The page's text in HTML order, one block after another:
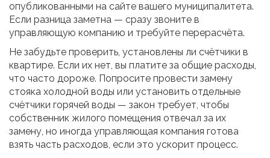
опубликованными на сайте вашего муниципалитета.
Если разница заметна — сразу звоните в
управляющую компанию и требуйте перерасчёта.
Не забудьте проверить, установлены ли счётчики в
квартире. Если их нет, вы платите за общие расходы,
что часто дороже. Попросите провести замену
стояка холодной воды или установить отдельные
счётчики горячей воды — закон требует, чтобы
собственник жилого помещения отвечал за их
замену, но иногда управляющая компания готова
взять часть расходов, если это ускорит процесс.